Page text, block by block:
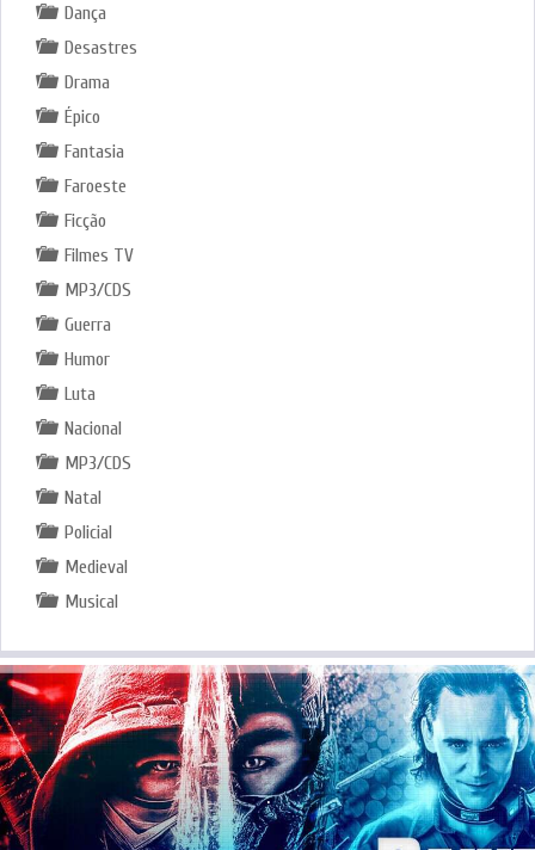
Dança
Desastres
Drama
Épico
Fantasia
Faroeste
Ficção
Filmes TV
MP3/CDS
Guerra
Humor
Luta
Nacional
MP3/CDS
Natal
Policial
Medieval
Musical
.